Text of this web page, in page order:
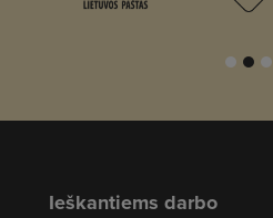
Ieškantiems darbo